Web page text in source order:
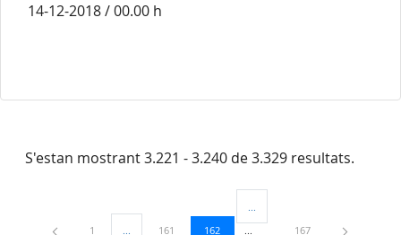
14-12-2018 / 00.00 h
S'estan mostrant 3.221 - 3.240 de 3.329 resultats.
Pàgina
1 ... Pàgina
161 Pàgina
162
Pàgines intermèdies Utilitzeu
Pàgina
167